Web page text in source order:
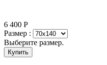
6 400 Р
Размер :
Выберите размер.
Купить